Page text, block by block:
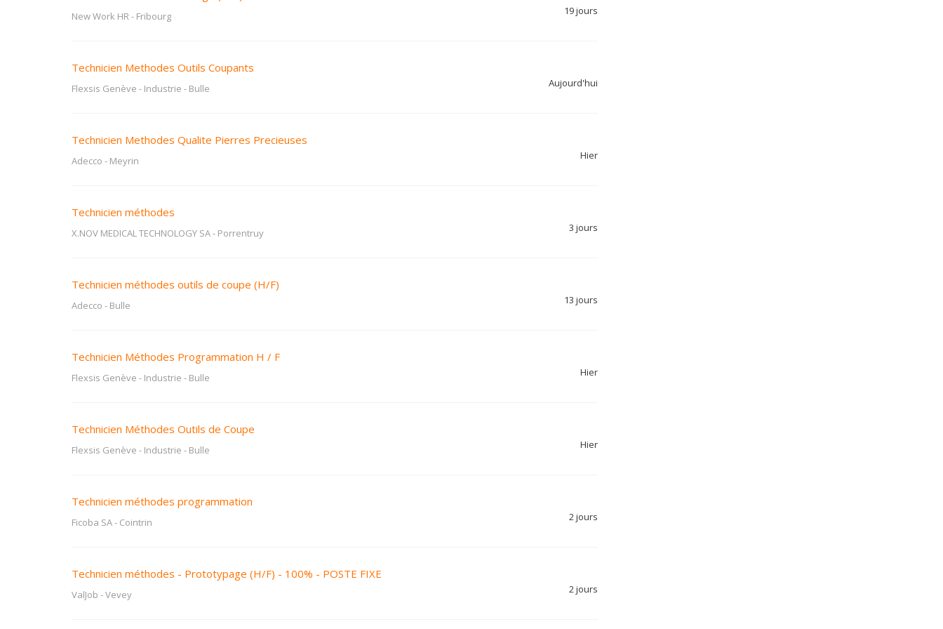
New Work HR- Fribourg 19 jours
Technicien Methodes Outils Coupants
Flexsis Genève - Industrie - Bulle Aujourd'hui
Technicien Methodes Qualite Pierres Precieuses
Adecco - Meyrin Hier
Technicien méthodes
X.NOV MEDICAL TECHNOLOGY SA- Porrentruy 3 jours
Technicien méthodes outils de coupe (H/F)
Adecco - Bulle 13 jours
Technicien Méthodes Programmation H / F
Flexsis Genève - Industrie - Bulle Hier
Technicien Méthodes Outils de Coupe
Flexsis Genève - Industrie - Bulle Hier
Technicien méthodes programmation
Ficoba SA- Cointrin 2 jours
Technicien méthodes - Prototypage (H/F) - 100% - POSTE FIXE
ValJob -Vevey 2 jours